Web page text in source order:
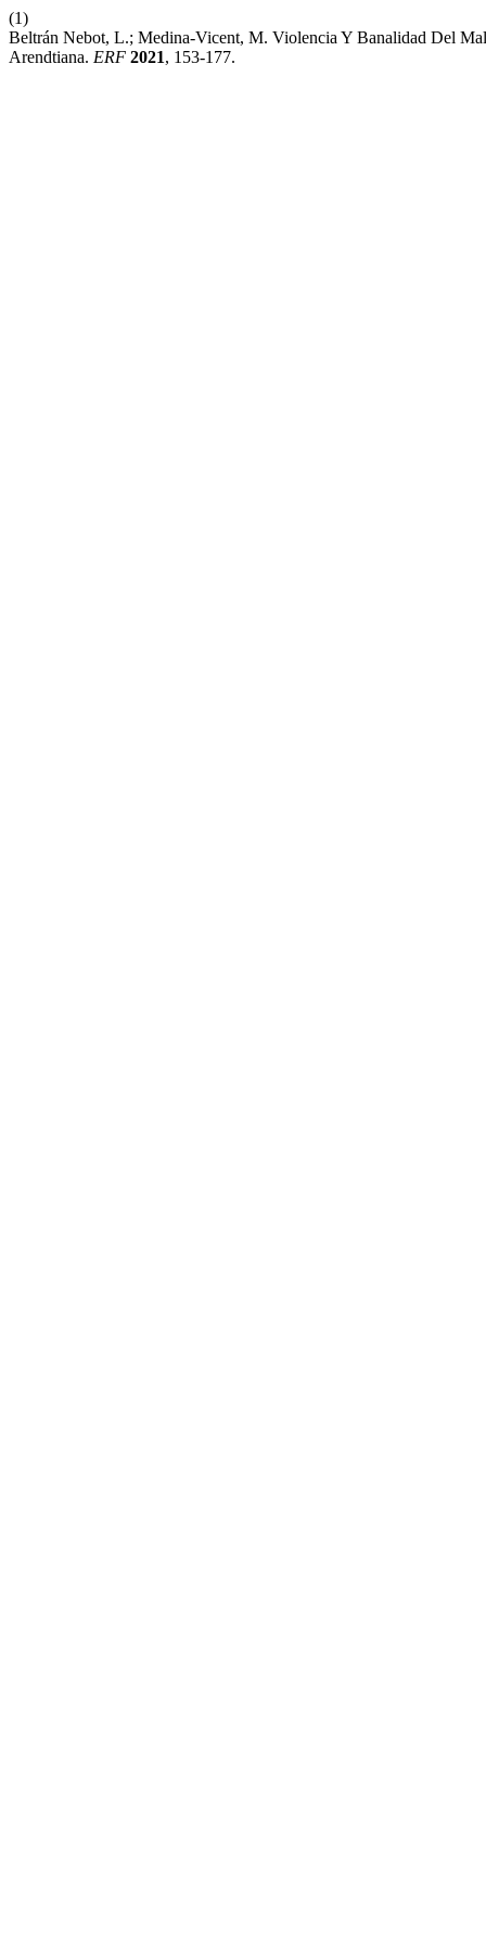
(1)
Beltrán Nebot, L.; Medina-Vicent, M. Violencia Y Banalidad Del
Arendtiana. ERF 2021, 153-177.